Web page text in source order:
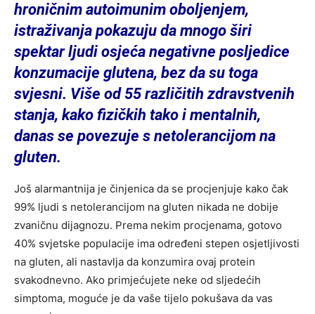
hroničnim autoimunim oboljenjem,
istraživanja pokazuju da mnogo širi
spektar ljudi osjeća negativne posljedice
konzumacije glutena, bez da su toga
svjesni. Više od 55 različitih zdravstvenih
stanja, kako fizičkih tako i mentalnih,
danas se povezuje s netolerancijom na
gluten.
Još alarmantnija je činjenica da se procjenjuje kako čak
99% ljudi s netolerancijom na gluten nikada ne dobije
zvaničnu dijagnozu. Prema nekim procjenama, gotovo
40% svjetske populacije ima određeni stepen osjetljivosti
na gluten, ali nastavlja da konzumira ovaj protein
svakodnevno. Ako primjećujete neke od sljedećih
simptoma, moguće je da vaše tijelo pokušava da vas